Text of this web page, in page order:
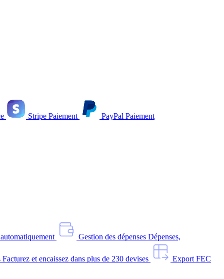
Stripe Paiement PayPal Paiement
Gestion des dépenses Dépenses,
Facturez et encaissez dans plus de 230 devises
Export FEC